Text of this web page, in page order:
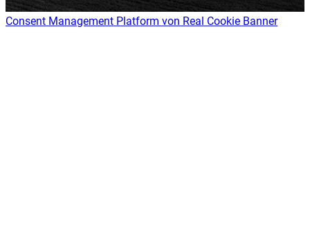
Consent Management Platform von Real Cookie Banner